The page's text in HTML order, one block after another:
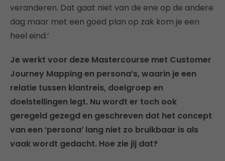
veranderen. Dat gaat niet van de ene op de andere
dag maar met een goed plan op zak kom je een
heel eind.’
Je werkt voor deze Mastercourse met Customer
Journey Mapping en persona’s, waarin je een
relatie tussen klantreis, doelgroep en
doelstellingen legt. Nu wordt er toch ook
geregeld gezegd en geschreven dat het concept
van een ‘persona’ lang niet zo bruikbaar is als
vaak wordt gedacht. Hoe zie jij dat?